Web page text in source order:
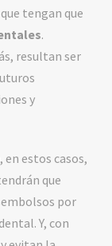
tengan que
.
resultan ser
y
estos casos,
que
por
Y, con